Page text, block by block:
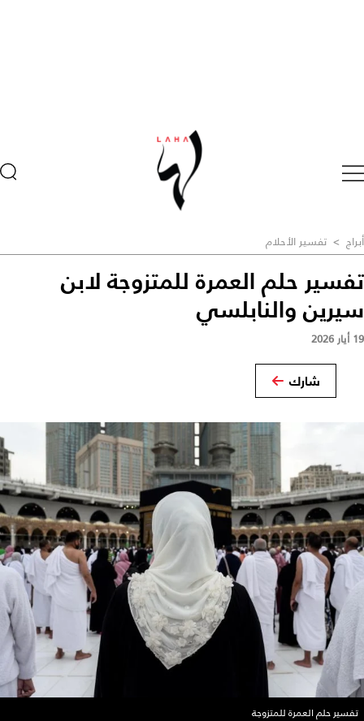
أبراج > تفسير الأحلام
تفسير حلم العمرة للمتزوجة لابن
سيرين والنابلسي
19 أيار 2026
شارك
تفسير حلم العمرة للمتزوجة